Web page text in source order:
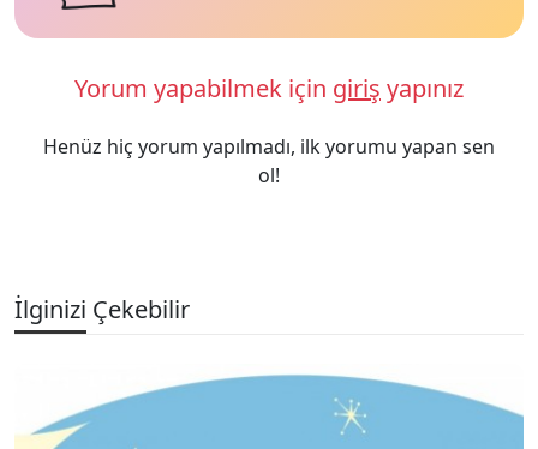
Yorum yapabilmek için giriş yapınız
Henüz hiç yorum yapılmadı, ilk yorumu yapan sen
ol!
İlginizi Çekebilir